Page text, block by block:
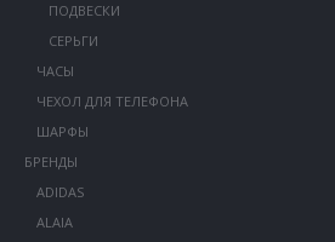
ПОДВЕСКИ
СЕРЬГИ
ЧАСЫ
ЧЕХОЛ ДЛЯ ТЕЛЕФОНА
ШАРФЫ
БРЕНДЫ
ADIDAS
ALAIA